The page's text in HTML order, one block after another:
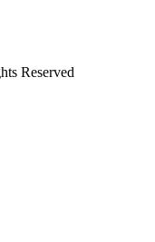
Reserved